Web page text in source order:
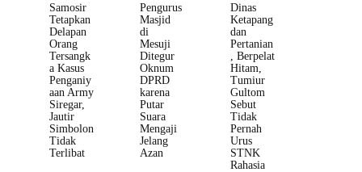
Samosir
Tetapkan
Delapan
Orang
Tersangk
a Kasus
Penganiy
aan Army
Siregar,
Jautir
Simbolon
Tidak
Terlibat
Pengurus
Masjid
di
Mesuji
Ditegur
Oknum
DPRD
karena
Putar
Suara
Mengaji
Jelang
Azan
Dinas
Ketapang
dan
Pertanian
, Berpelat
Hitam,
Tumiur
Gultom
Sebut
Tidak
Pernah
Urus
STNK
Rahasia